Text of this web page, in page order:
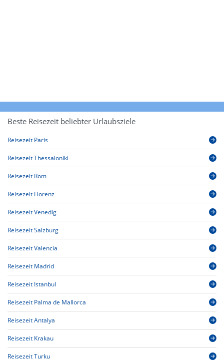
Beste Reisezeit beliebter Urlaubsziele
Reisezeit Paris
Reisezeit Thessaloniki
Reisezeit Rom
Reisezeit Florenz
Reisezeit Venedig
Reisezeit Salzburg
Reisezeit Valencia
Reisezeit Madrid
Reisezeit Istanbul
Reisezeit Palma de Mallorca
Reisezeit Antalya
Reisezeit Krakau
Reisezeit Turku